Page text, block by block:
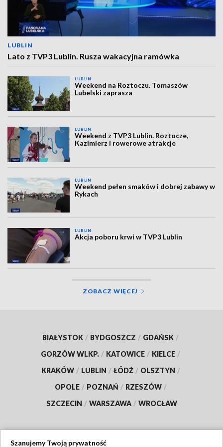
LUBLIN
Lato z TVP3 Lublin. Rusza wakacyjna ramówka
LUBLIN
Weekend na Roztoczu. Tomaszów
Lubelski zaprasza
LUBLIN
Weekend z TVP3 Lublin. Roztocze,
Kazimierz i rowerowe atrakcje
LUBLIN
Weekend pełen smaków i dobrej zabawy w
Rykach
LUBLIN
Akcja poboru krwi w TVP3 Lublin
ZOBACZ WIĘCEJ
BIAŁYSTOK / BYDGOSZCZ / GDAŃSK /
GORZÓW WLKP. / KATOWICE / KIELCE /
KRAKÓW / LUBLIN / ŁÓDŹ / OLSZTYN /
OPOLE / POZNAŃ / RZESZÓW /
SZCZECIN / WARSZAWA / WROCŁAW
Szanujemy Twoją prywatność